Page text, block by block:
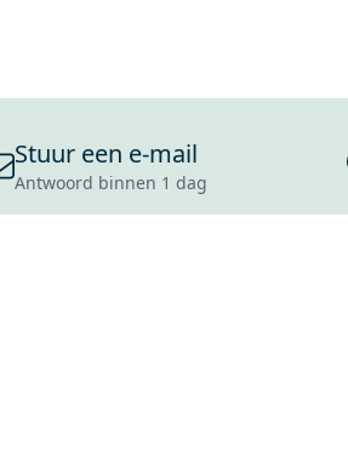
Stuur een e-mail
Antwoord binnen 1 dag